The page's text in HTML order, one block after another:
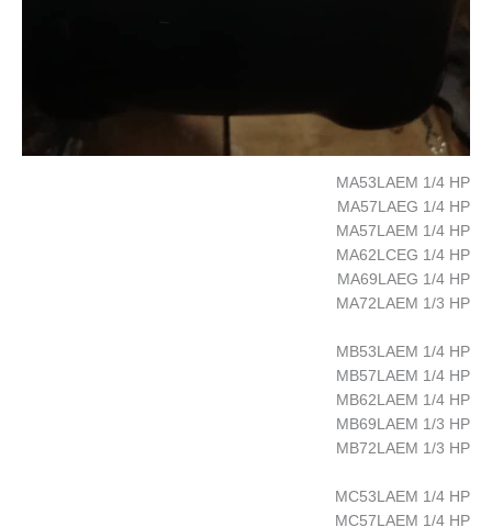
MA53LAEM 1/4 HP
MA57LAEG 1/4 HP
MA57LAEM 1/4 HP
MA62LCEG 1/4 HP
MA69LAEG 1/4 HP
MA72LAEM 1/3 HP
MB53LAEM 1/4 HP
MB57LAEM 1/4 HP
MB62LAEM 1/4 HP
MB69LAEM 1/3 HP
MB72LAEM 1/3 HP
MC53LAEM 1/4 HP
MC57LAEM 1/4 HP